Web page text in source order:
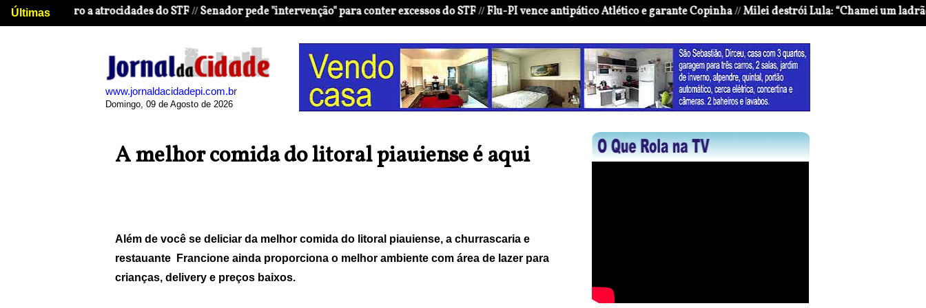
Últimasa atrocidades do STF// Senador pede "intervenção" para conter excessos do STF// Flu-PI vence antipático Atlético e garante Copinha// Milei destrói Lula: “Chamei um ladrão de
www.jornaldacidadepi.com.br
Domingo, 09 de Agosto de 2026
A melhor comida do litoral piauiense é aqui
Além de você se deliciar da melhor comida do litoral piauiense, a churrascaria e
restauante Francione ainda proporciona o melhor ambiente com área de lazer para
crianças, delivery e preços baixos.